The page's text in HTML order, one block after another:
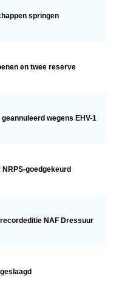
springen
en twee reserve
wegens EHV-1
goedgekeurd
NAF Dressuur